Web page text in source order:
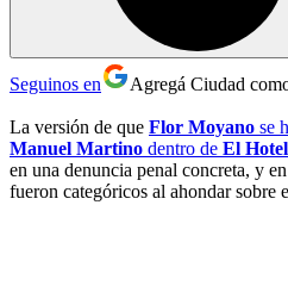
Seguinos en Agregá Ciudad
La versión de que Flor Moyano se
Manuel Martino dentro de El
en una denuncia penal concreta, y en
fueron categóricos al ahondar sobre